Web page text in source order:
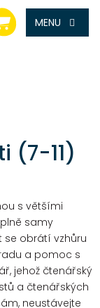
NÁKUPNÍ
KOŠÍK
(7-11)
s většími
samy
se obrátí vzhůru
a pomoc s
jehož čtenářský
a čtenářských
neustávejte